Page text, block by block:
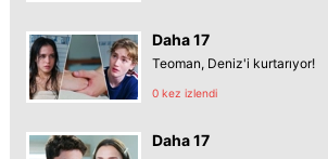
Daha 17
Teoman, Deniz'i kurtarıyor!
0 kez izlendi
Daha 17